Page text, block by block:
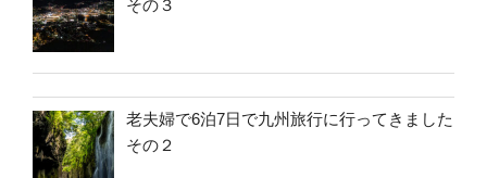
その３
老夫婦で6泊7日で九州旅行に行ってきました
その２